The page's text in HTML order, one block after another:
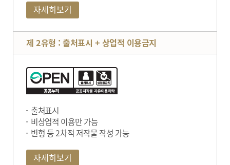
자세히보기
제 2유형 : 출처표시 + 상업적 이용금지
출처표시
비상업적 이용만 가능
변형 등 2차적 저작물 작성 가능
자세히보기